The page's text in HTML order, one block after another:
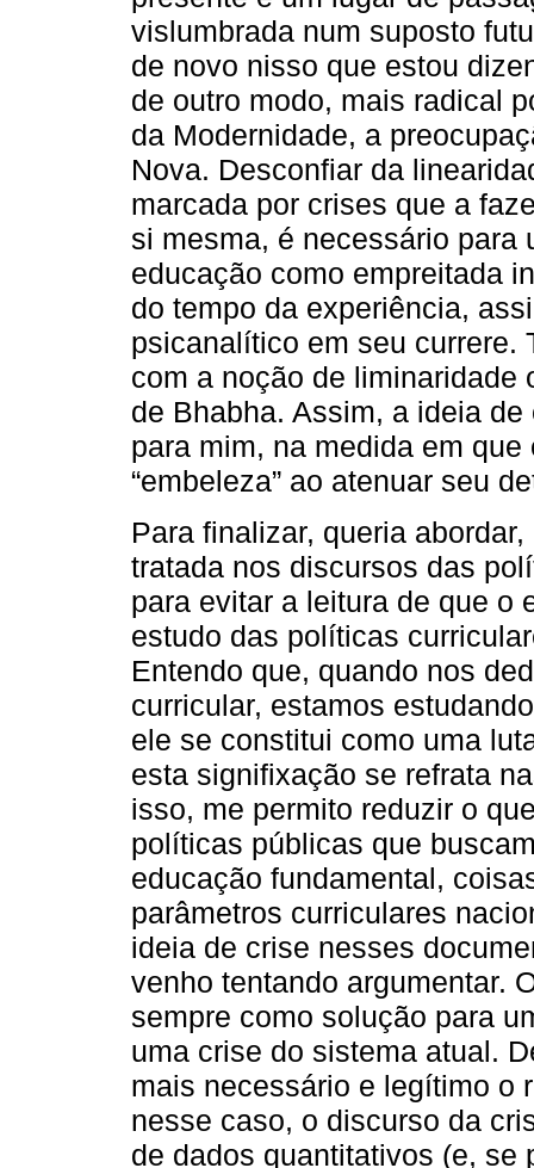
vislumbrada num suposto
de novo nisso que estou
de outro modo, mais radical
da Modernidade, a
Nova. Desconfiar da
marcada por crises que a
si mesma, é necessário para
educação como empreitada
do tempo da experiência,
psicanalítico em seu currere.
com a noção de liminaridade
de Bhabha. Assim, a ideia
para mim, na medida em
“embeleza” ao atenuar seu
Para finalizar, queria
tratada nos discursos das
para evitar a leitura de que o
estudo das políticas
Entendo que, quando nos
curricular, estamos
ele se constitui como uma
esta signifixação se refrata
isso, me permito reduzir o
políticas públicas que
educação fundamental,
parâmetros curriculares
ideia de crise nesses
venho tentando argumentar.
sempre como solução para
uma crise do sistema atual.
mais necessário e legítimo o
nesse caso, o discurso da
de dados quantitativos (e, se